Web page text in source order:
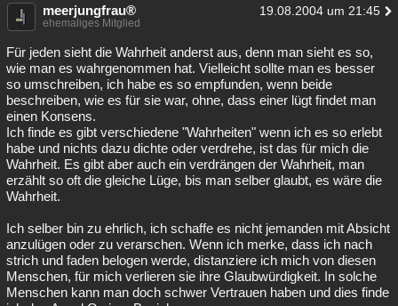
meerjungfrau® 19.08.2004 um 21:45
ehemaliges Mitglied
Für jeden sieht die Wahrheit anderst aus, denn man sieht es so,
wie man es wahrgenommen hat. Vielleicht sollte man es besser
so umschreiben, ich habe es so empfunden, wenn beide
beschreiben, wie es für sie war, ohne, dass einer lügt findet man
einen Konsens.
Ich finde es gibt verschiedene "Wahrheiten" wenn ich es so erlebt
habe und nichts dazu dichte oder verdrehe, ist das für mich die
Wahrheit. Es gibt aber auch ein verdrängen der Wahrheit, man
erzählt so oft die gleiche Lüge, bis man selber glaubt, es wäre die
Wahrheit.
Ich selber bin zu ehrlich, ich schaffe es nicht jemanden mit Absicht
anzulügen oder zu verarschen. Wenn ich merke, dass ich nach
strich und faden belogen werde, distanziere ich mich von diesen
Menschen, für mich verlieren sie ihre Glaubwürdigkeit. In solche
Menschen kann man doch schwer Vertrauen haben und dies finde